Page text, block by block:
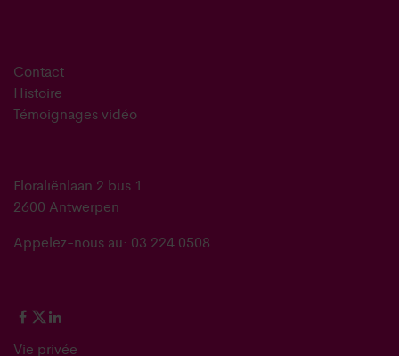
Contact
Histoire
Témoignages vidéo
Floraliënlaan 2 bus 1
2600 Antwerpen
Appelez-nous au: 03 224 0508
Vie privée